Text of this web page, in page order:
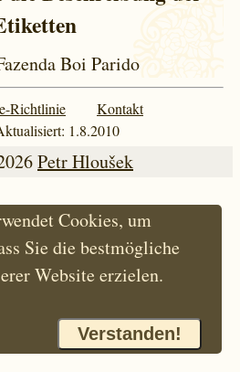
Boi Parido
Richtlinie
Kontakt
1.8.2010
Petr Hloušek
Cookies, um
Sie die bestmögliche
Website erzielen.
Verstanden!